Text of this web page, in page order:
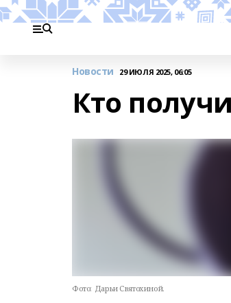
Новости 29 ИЮЛЯ 2025, 06:05
Кто
Фото: Дарьи Святохиной.